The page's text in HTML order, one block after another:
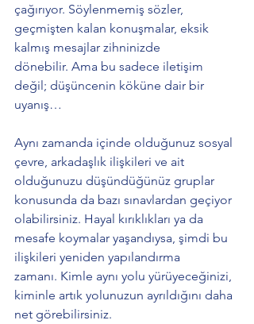
çağırıyor. Söylenmemiş sözler,
geçmişten kalan konuşmalar, eksik
kalmış mesajlar zihninizde
dönebilir. Ama bu sadece iletişim
değil; düşüncenin köküne dair bir
uyanış…
Aynı zamanda içinde olduğunuz sosyal
çevre, arkadaşlık ilişkileri ve ait
olduğunuzu düşündüğünüz gruplar
konusunda da bazı sınavlardan geçiyor
olabilirsiniz. Hayal kırıklıkları ya da
mesafe koymalar yaşandıysa, şimdi bu
ilişkileri yeniden yapılandırma
zamanı. Kimle aynı yolu yürüyeceğinizi,
kiminle artık yolunuzun ayrıldığını daha
net görebilirsiniz.